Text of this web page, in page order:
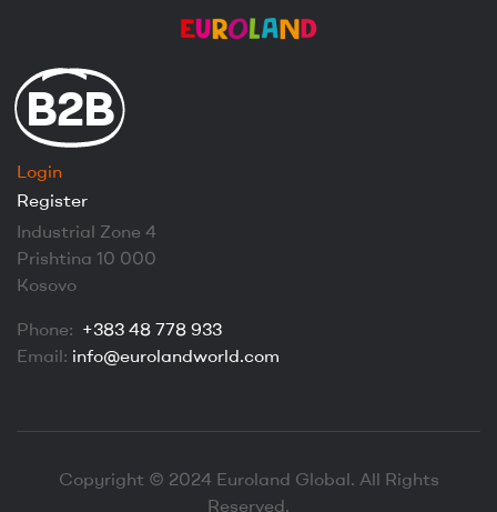
B2B
Login
Register
Industrial Zone 4
Prishtina 10 000
Kosovo
Phone: +383 48 778 933
Email: info@eurolandworld.com
Copyright © 2024 Euroland Global. All Rights
Reserved.